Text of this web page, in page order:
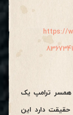
https://
همسر ترامپ یک
حقیقت دارد این